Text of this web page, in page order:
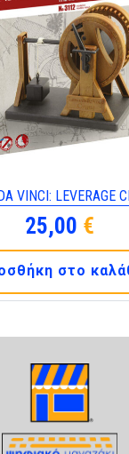
VINCI: LEVERAGE
25,00 €
στο